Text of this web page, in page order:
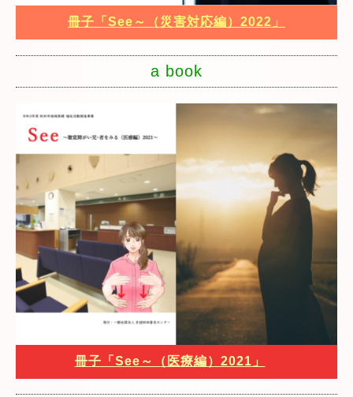
冊子「See～（災害対応編）2022」
a book
冊子「See～（医療編）2021」